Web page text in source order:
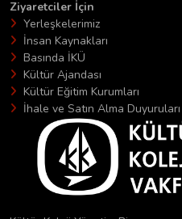
Ziyaretciler İçin
Yerleşkelerimiz
İnsan Kaynakları
Basında İKÜ
Kültür Ajandası
Kültür Eğitim Kurumları
İhale ve Satın Alma Duyuruları